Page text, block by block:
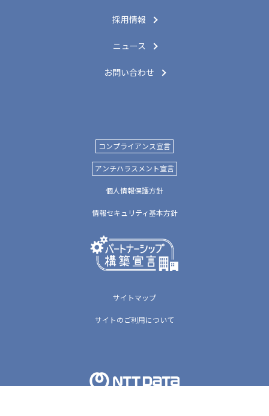
採用情報
ニュース
お問い合わせ
コンプライアンス宣言
アンチハラスメント宣言
個人情報保護方針
情報セキュリティ基本方針
サイトマップ
サイトのご利用について